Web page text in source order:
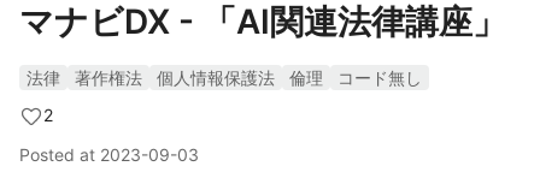
マナビDX - 「AI関連法律講座」
法律 著作権法 個人情報保護法 倫理
コード無し
2
Posted at 2023-09-03